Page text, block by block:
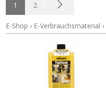
1 2
E-Shop › E-Verbrauchsmaterial ›